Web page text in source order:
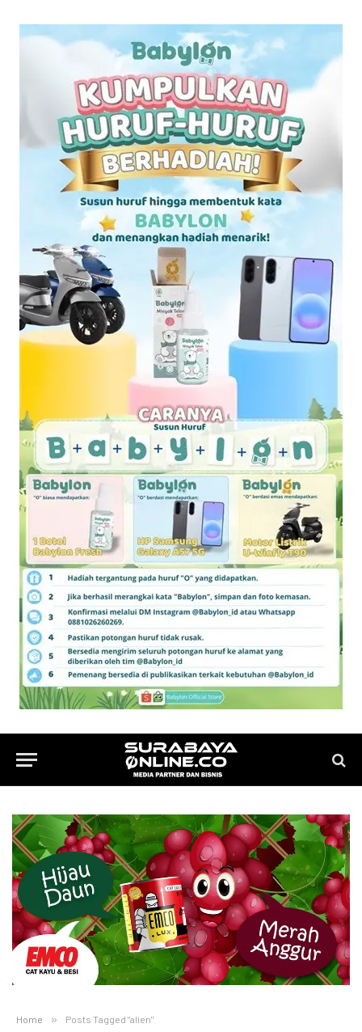
Home » Posts Tagged "alien"